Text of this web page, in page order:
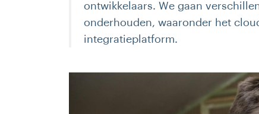
ontwikkelaars. We gaan
onderhouden, waaronder het
integratieplatform.